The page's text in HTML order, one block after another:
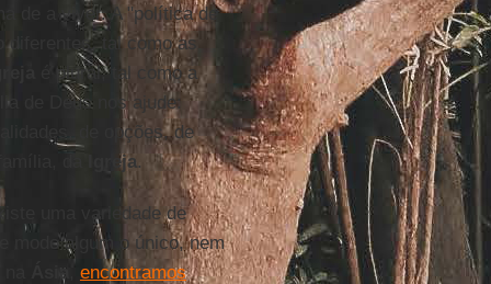
de a viver. A "política de
diferentes, tal como as
é plural, tal como a
de Deus nos ajude:
de opções, de
Igreja.
uma variedade de
modo algum o único, nem
Ásia
encontramos